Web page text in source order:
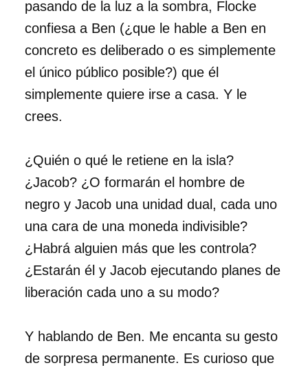
pasando de la luz a la sombra, Flocke
confiesa a Ben (¿que le hable a Ben en
concreto es deliberado o es simplemente
el único público posible?) que él
simplemente quiere irse a casa. Y le
crees.
¿Quién o qué le retiene en la isla?
¿Jacob? ¿O formarán el hombre de
negro y Jacob una unidad dual, cada uno
una cara de una moneda indivisible?
¿Habrá alguien más que les controla?
¿Estarán él y Jacob ejecutando planes de
liberación cada uno a su modo?
Y hablando de Ben. Me encanta su gesto
de sorpresa permanente. Es curioso que